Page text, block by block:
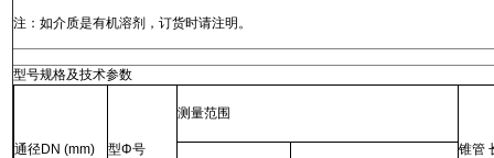
注：如介质是有机溶剂，订货时请注明。
型号规格及技术参数
通径DN (mm) 型Φ号
测量范围
锥管